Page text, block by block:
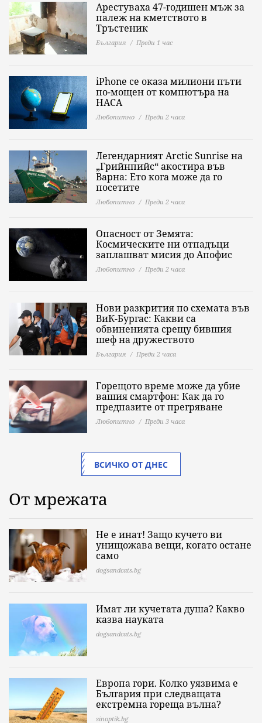
Арестуваха 47-годишен мъж за
палеж на кметството в
Тръстеник
България Преди 1 час
iPhone се оказа милиони пъти
по-мощен от компютъра на
НАСА
Любопитно Преди 2 часа
Легендарният Arctic Sunrise на
„Грийнпийс“ акостира във
Варна: Ето кога може да го
посетите
Любопитно Преди 2 часа
Опасност от Земята:
Космическите ни отпадъци
заплашват мисия до Апофис
Любопитно Преди 2 часа
Нови разкрития по схемата във
ВиК-Бургас: Какви са
обвиненията срещу бившия
шеф на дружеството
България Преди 2 часа
Горещото време може да убие
вашия смартфон: Как да го
предпазите от прегряване
Любопитно Преди 3 часа
ВСИЧКО ОТ ДНЕС
От мрежата
Не е инат! Защо кучето ви
унищожава вещи, когато остане
само
dogsandcats.bg
Имат ли кучетата душа? Какво
казва науката
dogsandcats.bg
Европа гори. Колко уязвима е
България при следващата
екстремна гореща вълна?
sinoptik.bg